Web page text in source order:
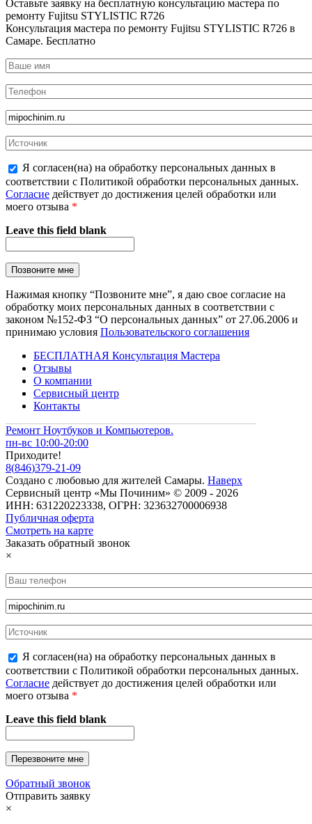
Оставьте заявку на бесплатную консультацию мастера по
ремонту Fujitsu STYLISTIC R726
Консультация мастера по ремонту Fujitsu STYLISTIC R726 в
Самаре. Бесплатно
Я согласен(на) на обработку персональных данных в
соответствии с Политикой обработки персональных данных.
Согласие действует до достижения целей обработки или
моего отзыва *
Leave this field blank
Нажимая кнопку “Позвоните мне”, я даю свое согласие на
обработку моих персональных данных в соответствии с
законом №152-ФЗ “О персональных данных” от 27.06.2006 и
принимаю условия Пользовательского соглашения
БЕСПЛАТНАЯ Консультация Мастера
Отзывы
О компании
Сервисный центр
Контакты
Ремонт Ноутбуков и Компьютеров.
пн-вс 10:00-20:00
Приходите!
8(846)379-21-09
Создано с любовью для жителей Самары. Наверх
Сервисный центр «Мы Починим» © 2009 - 2026
ИНН: 631220223338, ОГРН: 323632700006938
Публичная оферта
Смотреть на карте
Заказать обратный звонок
×
Я согласен(на) на обработку персональных данных в
соответствии с Политикой обработки персональных данных.
Согласие действует до достижения целей обработки или
моего отзыва *
Leave this field blank
Обратный звонок
Отправить заявку
×